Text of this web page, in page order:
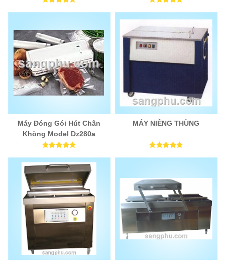
Máy Đóng Gói Hút Chân
Không Model Dz280a
MÁY NIỀNG THÙNG